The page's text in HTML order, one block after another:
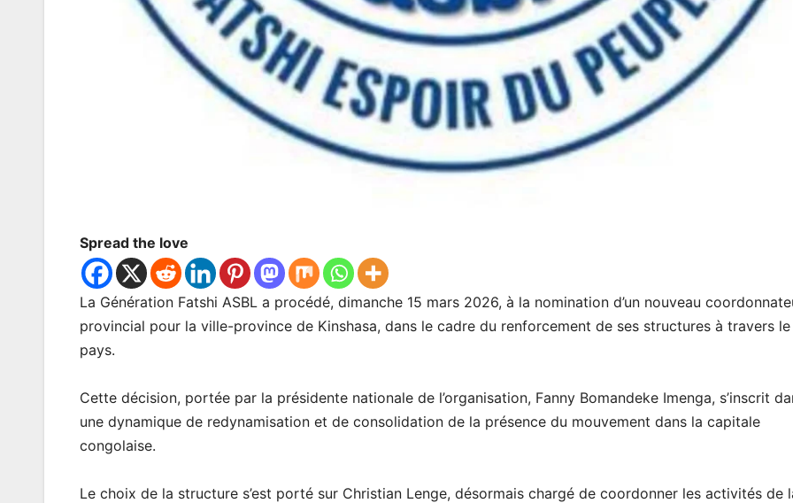
Spread the love
La Génération Fatshi ASBL a procédé, dimanche 15 mars 2026, à la nomination d’un nouveau
provincial pour la ville-province de Kinshasa, dans le cadre du renforcement de ses structures à travers le
pays.
Cette décision, portée par la présidente nationale de l’organisation, Fanny Bomandeke Imenga, s’inscrit
une dynamique de redynamisation et de consolidation de la présence du mouvement dans la capitale
congolaise.
Le choix de la structure s’est porté sur Christian Lenge, désormais chargé de coordonner les activités de